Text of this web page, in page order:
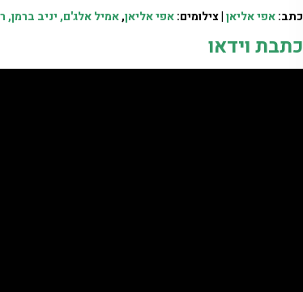
כתב:אפי אליאן| צילומים:אפי אליאן,אמיל אלג'ם, יניב
כתבת וידאו